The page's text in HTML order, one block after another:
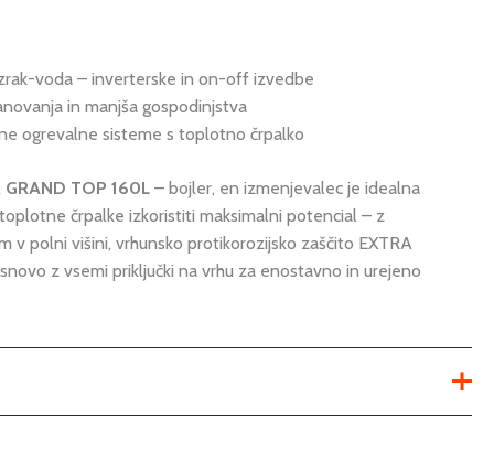
voda – inverterske in on-off izvedbe
in manjša gospodinjstva
ogrevalne sisteme s toplotno črpalko
TOP 160L – bojler, en izmenjevalec je idealna
črpalke izkoristiti maksimalni potencial – z
v polni višini, vrhunsko protikorozijsko zaščito EXTRA
z vsemi priključki na vrhu za enostavno in urejeno